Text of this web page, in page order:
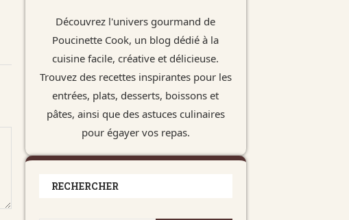
Découvrez l'univers gourmand de
Poucinette Cook, un blog dédié à la
cuisine facile, créative et délicieuse.
Trouvez des recettes inspirantes pour les
entrées, plats, desserts, boissons et
pâtes, ainsi que des astuces culinaires
pour égayer vos repas.
RECHERCHER